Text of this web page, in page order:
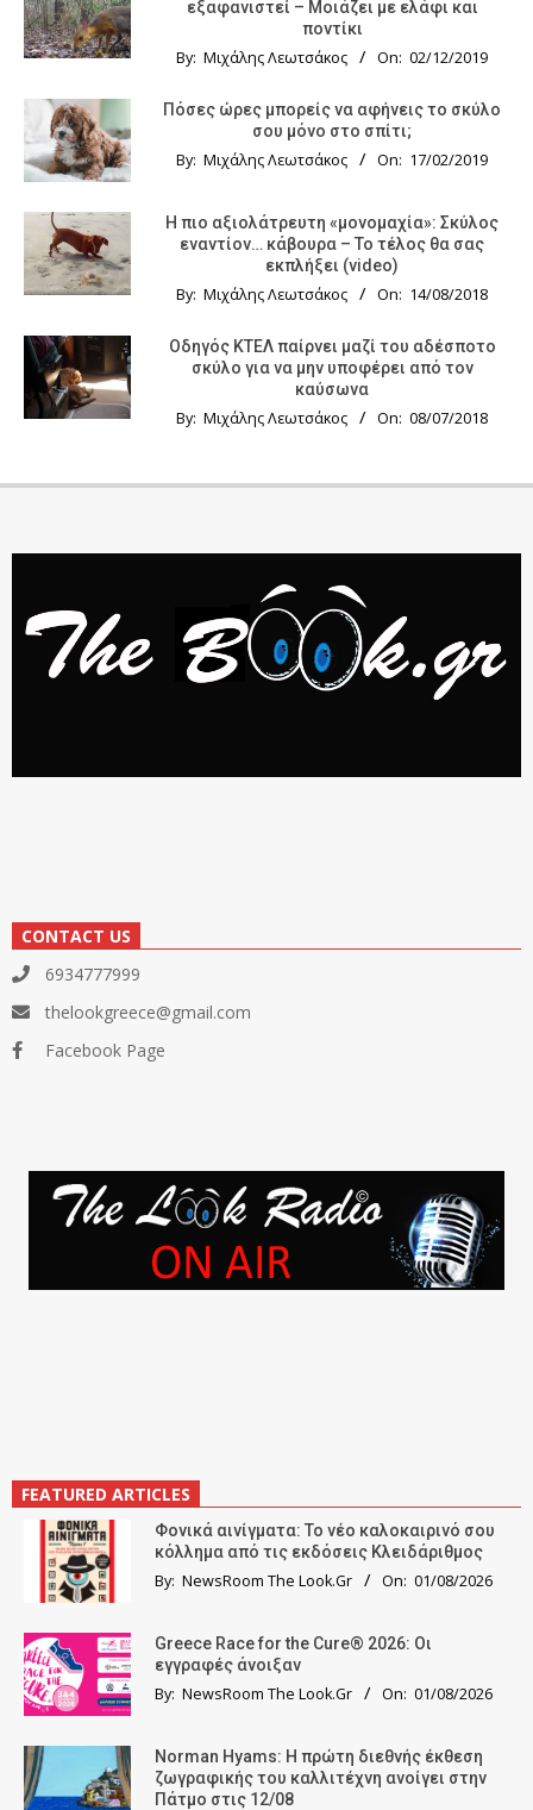
εξαφανιστεί – Μοιάζει με ελάφι και
ποντίκι
By: Μιχάλης Λεωτσάκος On: 02/12/2019
Πόσες ώρες μπορείς να αφήνεις το σκύλο
σου μόνο στο σπίτι;
By: Μιχάλης Λεωτσάκος On: 17/02/2019
Η πιο αξιολάτρευτη «μονομαχία»: Σκύλος
εναντίον… κάβουρα – Το τέλος θα σας
εκπλήξει (video)
By: Μιχάλης Λεωτσάκος On: 14/08/2018
Οδηγός KTΕΛ παίρνει μαζί του αδέσποτο
σκύλο για να μην υποφέρει από τον
καύσωνα
By: Μιχάλης Λεωτσάκος On: 08/07/2018
CONTACT US
6934777999
thelookgreece@gmail.com
Facebook Page
FEATURED ARTICLES
Φονικά αινίγματα: Το νέο καλοκαιρινό σου
κόλλημα από τις εκδόσεις Κλειδάριθμος
By: NewsRoom The Look.Gr On: 01/08/2026
Greece Race for the Cure® 2026: Οι
εγγραφές άνοιξαν
By: NewsRoom The Look.Gr On: 01/08/2026
Norman Hyams: Η πρώτη διεθνής έκθεση
ζωγραφικής του καλλιτέχνη ανοίγει στην
Πάτμο στις 12/08